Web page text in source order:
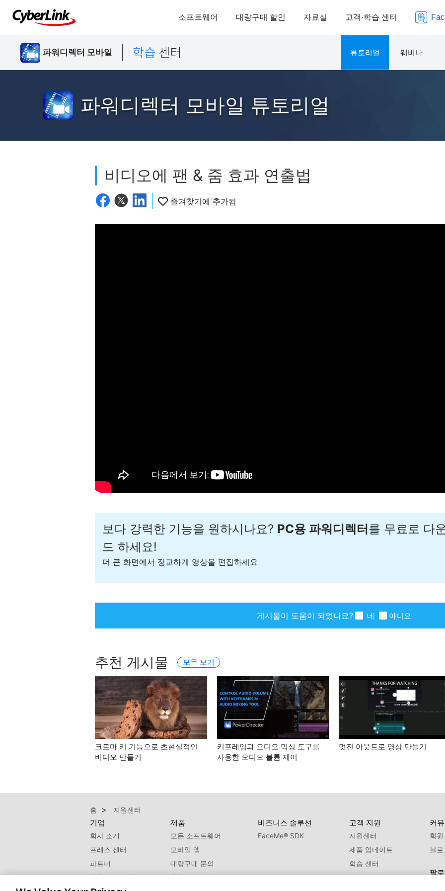
소프트웨어 대량구매 할인 자료실 고객·학습 센터
파워디렉터 모바일 튜토리얼 웨비나
파워디렉터 모바일 튜토리얼
비디오에 팬 & 줌 효과 연출법
즐겨찾기에 추가됨
보다 강력한 기능을 원하시나요? PC용 파워디렉터 를 무료로 다
드 하세요!
더 큰 화면에서 정교하게 영상을 편집하세요
게시물이 도움이 되었나요? 네 아니요
추천 게시물 모두 보기
크로마 키 기능으로 초현실적인
비디오 만들기
키프레임과 오디오 믹싱 도구를
사용한 오디오 볼륨 제어
멋진 아웃트로 영상 만들기
홈 지원센터
기업
회사 소개
프레스 센터
파트너
제휴 프로그램
제품
모든 소프트웨어
모바일 앱
대량구매 문의
추천 프로그램
비즈니스 솔루션
FaceMe® SDK
고객 지원
지원센터
제품 업데이트
학습 센터
커
회원
블로
팔